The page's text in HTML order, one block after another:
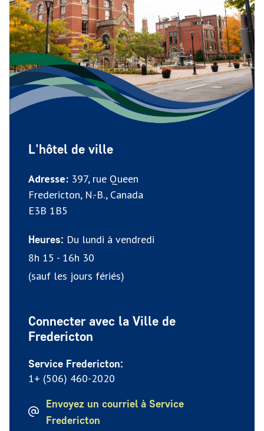
L'hôtel de ville
Adresse: 397, rue Queen
Fredericton, N.-B., Canada
E3B 1B5
Heures: Du lundi à vendredi
8h 15 - 16h 30
(sauf les jours fériés)
Connecter avec la Ville de
Fredericton
Service Fredericton:
1+ (506) 460-2020
Envoyez un courriel à Service
Fredericton